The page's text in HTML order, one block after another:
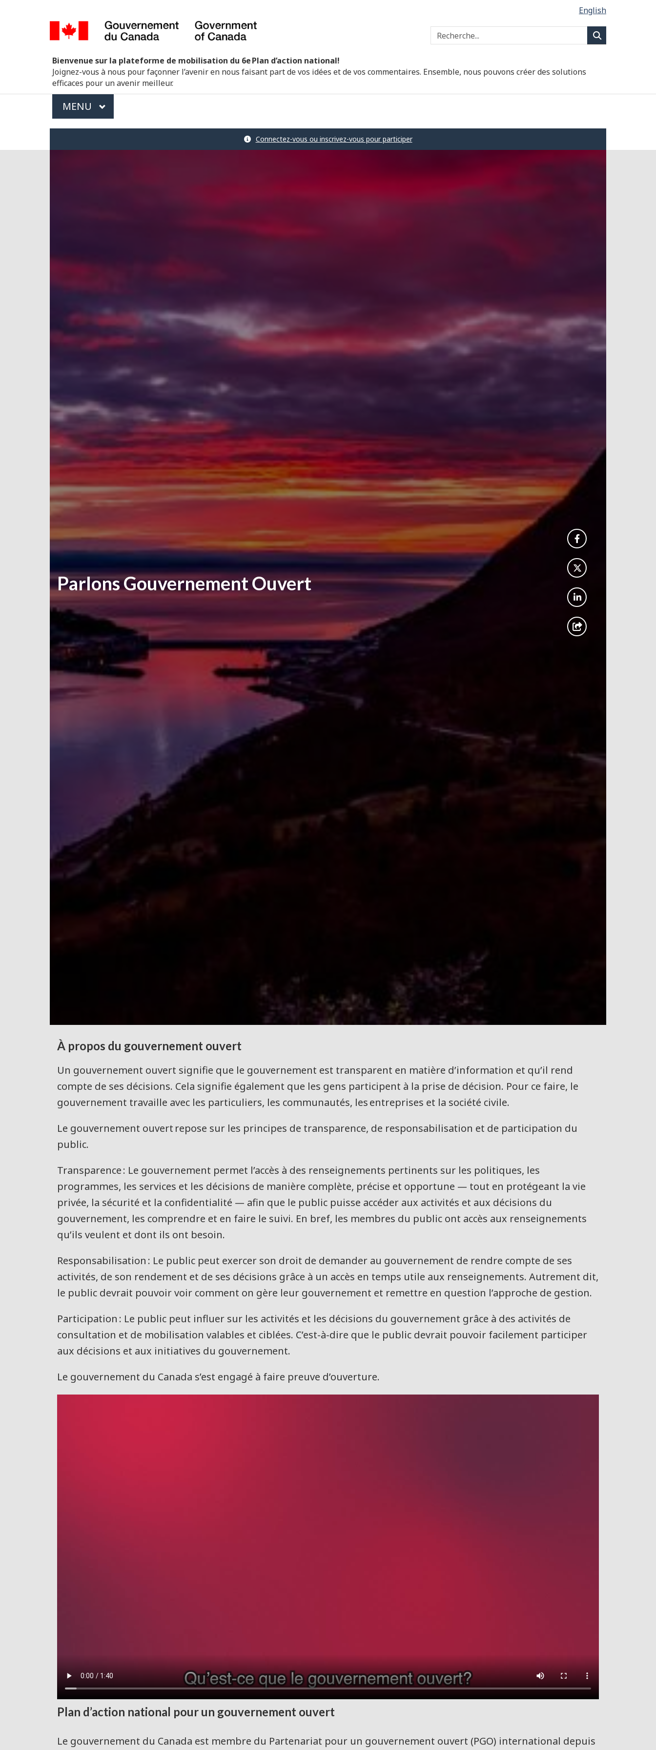
de
ce
HTML
simplifiée
de
la
langue
English
Gouvernement
Ouvert
Rechercher Type 2 or more
Rechercher
Bienvenue sur la plateforme de mobilisation du 6ePlan d’action national!
Joignez-vous à nous pour façonner l’avenir en nous faisant part de vos idées et de vos commentaires. Ensemble, nous pouvons créer des solutions
efficaces pour un avenir meilleur.
Menu
des
MAIN
MENU
Connectez-vous ou inscrivez-vous pour participer
Parlons Gouvernement Ouvert
Facebook
Twitter
LinkedIn
Adresse courriel
À propos du gouvernement ouvert
Un gouvernement ouvert signifie que le gouvernement est transparent en matière d’information et qu’il rend
compte de ses décisions. Cela signifie également que les gens participent à la prise de décision. Pour ce faire, le
gouvernement travaille avec les particuliers, les communautés, les entreprises et la société civile.
Le gouvernement ouvert repose sur les principes de transparence, de responsabilisation et de participation du
public.
Transparence : Le gouvernement permet l’accès à des renseignements pertinents sur les politiques, les
programmes, les services et les décisions de manière complète, précise et opportune — tout en protégeant la vie
privée, la sécurité et la confidentialité — afin que le public puisse accéder aux activités et aux décisions du
gouvernement, les comprendre et en faire le suivi. En bref, les membres du public ont accès aux renseignements
qu’ils veulent et dont ils ont besoin.
Responsabilisation : Le public peut exercer son droit de demander au gouvernement de rendre compte de ses
activités, de son rendement et de ses décisions grâce à un accès en temps utile aux renseignements. Autrement dit,
le public devrait pouvoir voir comment on gère leur gouvernement et remettre en question l’approche de gestion.
Participation : Le public peut influer sur les activités et les décisions du gouvernement grâce à des activités de
consultation et de mobilisation valables et ciblées. C’est-à-dire que le public devrait pouvoir facilement participer
aux décisions et aux initiatives du gouvernement.
Le gouvernement du Canada s’est engagé à faire preuve d’ouverture.
Plan d’action national pour un gouvernement ouvert
Le gouvernement du Canada est membre du Partenariat pour un gouvernement ouvert (PGO) international depuis